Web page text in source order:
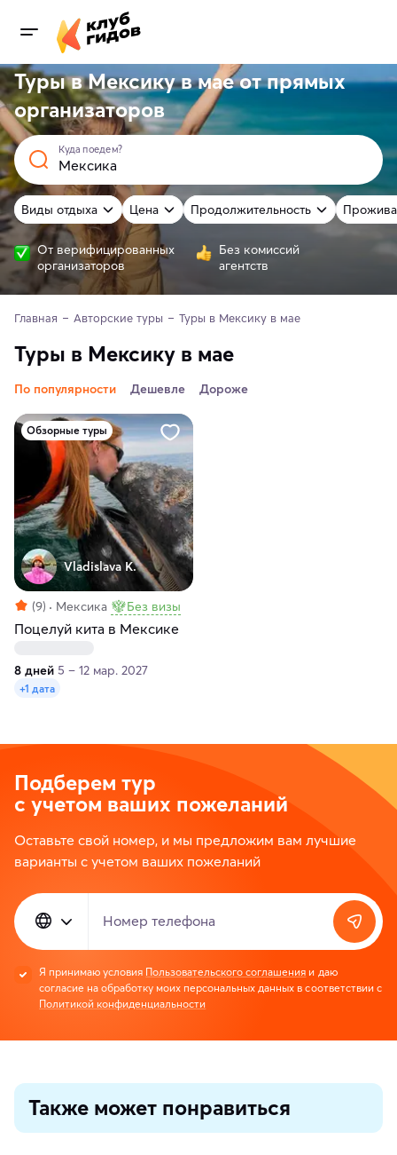
Туры в Мексику в мае отпрямых
организаторов
Куда поедем?
Виды отдыха Цена Продолжительность
От верифицированных
организаторов
Без комиссий
агентств
Главная Авторские туры Туры в Мексику в мае
Туры в Мексику в мае
По популярности Дешевле Дороже
Обзорные туры
Vladislava K.
(9) Мексика Без визы
Поцелуй кита в Мексике
8 дней 5 – 12 мар. 2027
+1 дата
Подберем тур
с учетом ваших пожеланий
Оставьте свой номер, и мы предложим вам лучшие
варианты с учетом ваших пожеланий
Номер телефона
Я принимаю условия Пользовательского соглашения и даю
согласие на обработку моих персональных данных в соответствии с
Политикой конфиденциальности
Также может понравиться